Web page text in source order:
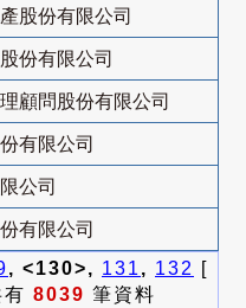
股份有限公司
份有限公司
顧問股份有限公司
有限公司
公司
有限公司
, <130>, 131 , 132
[
8039 筆資料